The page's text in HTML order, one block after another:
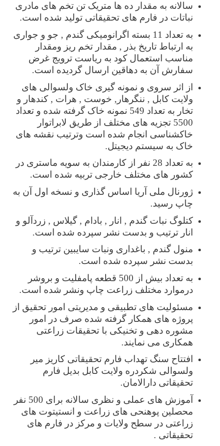
سالانه به مقدار ده ها متریک تن تخم های مادری
نباتات در فارم های تحقیقاتی تولید شده است.
به تعداد 11 بسته اگرانومیکی گندم , جو و جواری
به ارتباط تاریخ بذر , مقدار تخم ریز ومقدار
مناسب استعمال کود به ریاست ترویج غرض
سفارش آن به دهاقین ارسال گردیده است.
از اثر سروی و نمونه گیری خاک ولسوالی های
ولایت کابل , ننگرهار, خوست , هرات , کندهار و
تخار به تعداد 549 نمونه خاک گرفته شده و تعداد
5500 تجزیه های مختلف از طریق لابراتوار
خاکشناسی انجام شده است وترتیب نقشه های
خاک به سیستم دیجیتل.
به تعداد 28 نفر از کارمندان به سویه ماستری در
کشور های مختلف خارجی تربیه شده است.
ژورنال ملی آریا اساس گذاری و نسخه اول آن به
چاپ رسید.
کتلوگ نبات گندم , انار , بادام , گیلاس , زردآلو و
انار ترتیب و بدست نشر سپرده شده است.
منول گندم , باغداری ونبات سایبین ترتیب و
بدست نشر سپرده شده است.
به تعداد بیش از 500 قطعه پامفلیت و بروشر
درموارد مختلف زراعت چاپ ونشر شده است.
مسئولیت های تطبیقی و مدیریتی امور تحقیق از
پروژه های همکار گرفته شده صرف در امور
مشوره دهی و تخنیکی با تحقیقات زراعتی
همکاری می نمایند.
افتتاح سنگ تهداب فارم تحقیقاتی کاریز میر
ولسوالی شکردره ولایت کابل بدیل فارم
تحقیقاتی دارالامان.
آموزش های عملی و نظری سالانه برای 500 نفر
محصلین پوهنحی های زراعت و انستیتوت های
زراعتی در سطح ولایات و مرکز در فارم های
تحقیقاتی .